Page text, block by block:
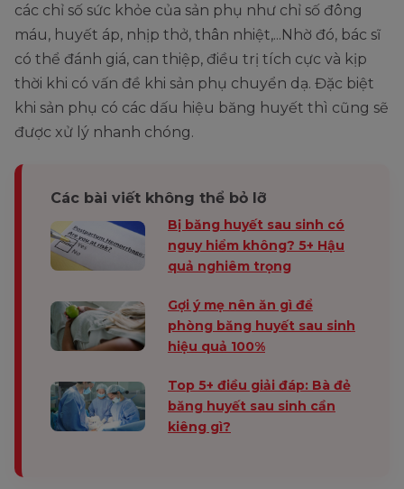
các chỉ số sức khỏe của sản phụ như chỉ số đông
máu, huyết áp, nhịp thở, thân nhiệt,...Nhờ đó, bác sĩ
có thể đánh giá, can thiệp, điều trị tích cực và kịp
thời khi có vấn đề khi sản phụ chuyển dạ. Đặc biệt
khi sản phụ có các dấu hiệu băng huyết thì cũng sẽ
được xử lý nhanh chóng.
Các bài viết không thể bỏ lỡ
Bị băng huyết sau sinh có
nguy hiểm không? 5+ Hậu
quả nghiêm trọng
Gợi ý mẹ nên ăn gì để
phòng băng huyết sau sinh
hiệu quả 100%
Top 5+ điều giải đáp: Bà đẻ
băng huyết sau sinh cần
kiêng gì?